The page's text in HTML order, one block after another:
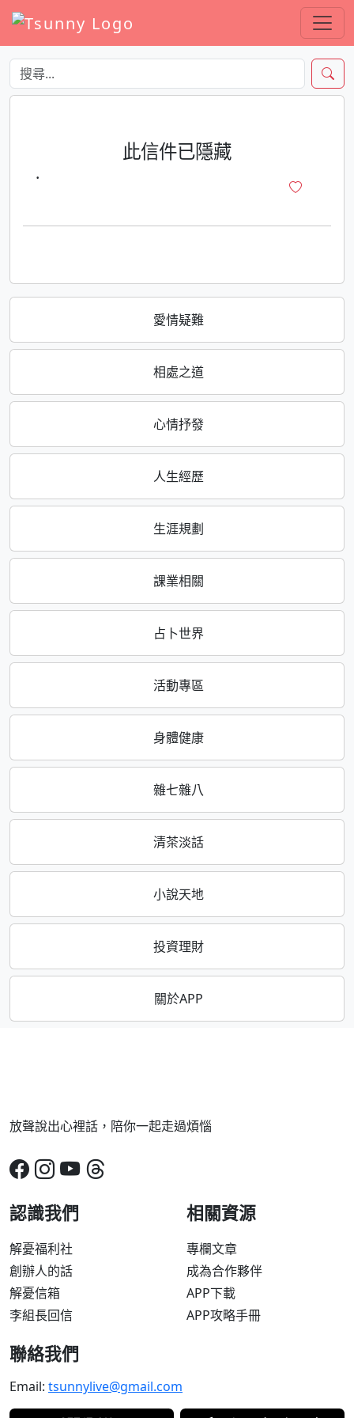
愛情疑難
相處之道
心情抒發
人生經歷
生涯規劃
課業相關
占卜世界
活動專區
身體健康
雜七雜八
清茶淡話
小說天地
投資理財
關於APP
此信件已隱藏
·
放聲說出心裡話，陪你一起走過煩惱
認識我們
解憂福利社
創辦人的話
解憂信箱
李組長回信
相關資源
專欄文章
成為合作夥伴
APP下載
APP攻略手冊
聯絡我們
Email: tsunnylive@gmail.com